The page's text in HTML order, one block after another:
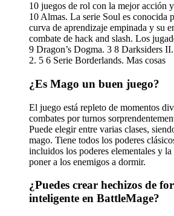
10 juegos de rol con la mejor acción
10 Almas. La serie Soul es conocida
curva de aprendizaje empinada y su
combate de hack and slash. Los
9 Dragon’s Dogma. 3 8 Darksiders
2. 5 6 Serie Borderlands. Mas cosas
¿Es Mago un buen juego?
El juego está repleto de momentos
combates por turnos
Puede elegir entre varias clases,
mago. Tiene todos los poderes
incluidos los poderes elementales y la
poner a los enemigos a dormir.
¿Puedes crear hechizos de
inteligente en BattleMage?